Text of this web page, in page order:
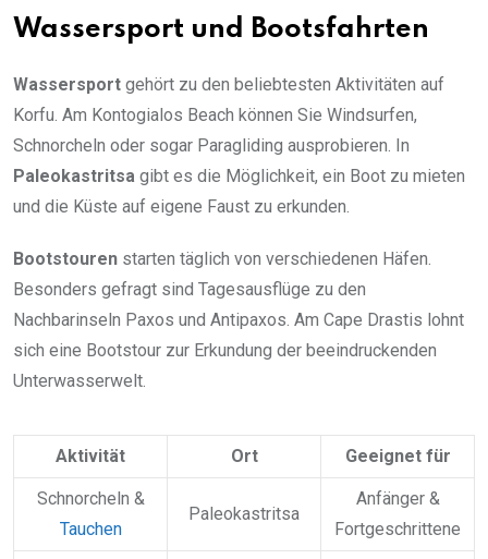
Wassersport und Bootsfahrten
Wassersport gehört zu den beliebtesten Aktivitäten auf
Korfu. Am Kontogialos Beach können Sie Windsurfen,
Schnorcheln oder sogar Paragliding ausprobieren. In
Paleokastritsa gibt es die Möglichkeit, ein Boot zu mieten
und die Küste auf eigene Faust zu erkunden.
Bootstouren starten täglich von verschiedenen Häfen.
Besonders gefragt sind Tagesausflüge zu den
Nachbarinseln Paxos und Antipaxos. Am Cape Drastis lohnt
sich eine Bootstour zur Erkundung der beeindruckenden
Unterwasserwelt.
Aktivität Ort Geeignet für
Schnorcheln &
Tauchen
Paleokastritsa
Anfänger &
Fortgeschrittene